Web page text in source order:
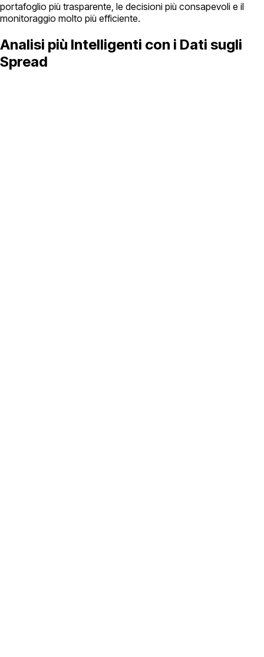
portafoglio più trasparente, le decisioni più consapevoli e il
monitoraggio molto più efficiente.
Analisi più Intelligenti con i Dati sugli
Spread